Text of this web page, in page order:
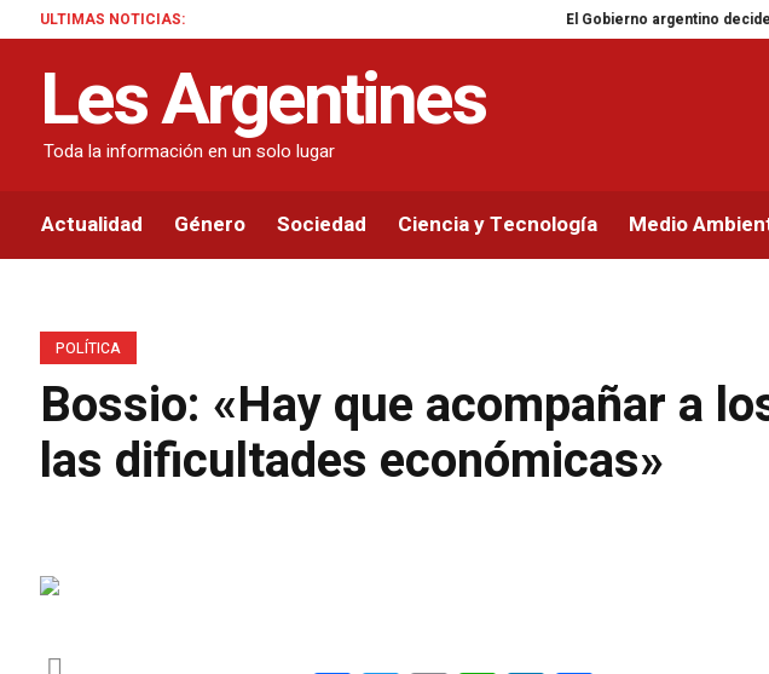
ULTIMAS NOTICIAS: El Gobierno argentino decide no
Les Argentines
Toda la información en un solo lugar
Actualidad Género Sociedad Ciencia y Tecnología Medio
POLÍTICA
Bossio: «Hay que acompañar a
las dificultades económicas»